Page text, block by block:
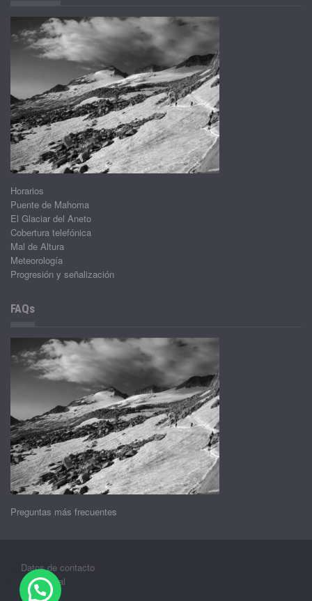
Horarios
Puente de Mahoma
El Glaciar del Aneto
Cobertura telefónica
Mal de Altura
Meteorología
Progresión y señalización
FAQs
Preguntas más frecuentes
Datos de contacto
Aviso legal